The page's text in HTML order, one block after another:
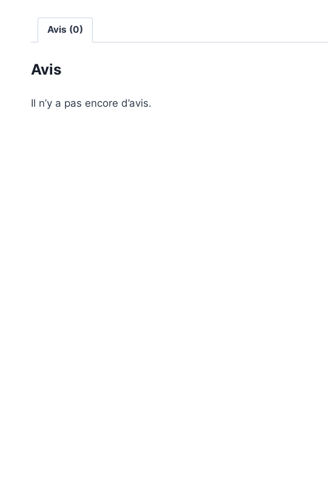
Avis (0)
Avis
Il n’y a pas encore d’avis.